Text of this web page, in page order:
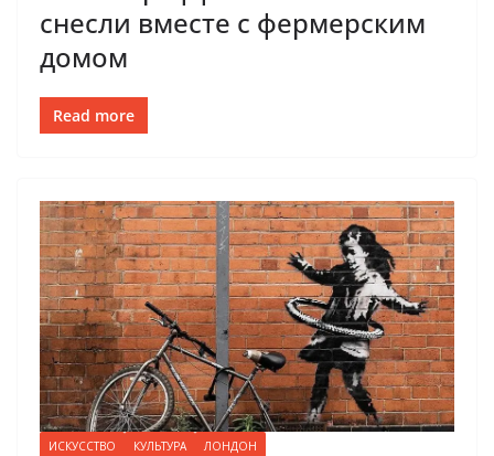
снесли вместе с фермерским
домом
Read more
ИСКУССТВО КУЛЬТУРА ЛОНДОН